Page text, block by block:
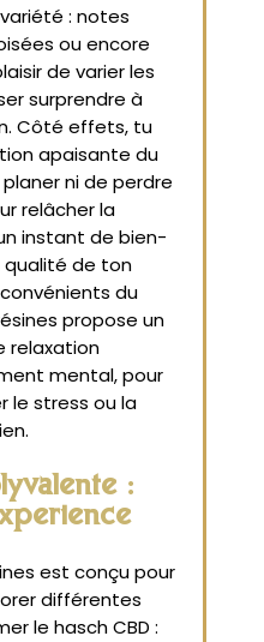
: notes
ou encore
de varier les
surprendre à
Côté effets, tu
apaisante du
ni de perdre
relâcher la
instant de bien-
qualité de ton
du
propose un
relaxation
mental, pour
le stress ou la
:
est conçu pour
différentes
le hasch CBD :